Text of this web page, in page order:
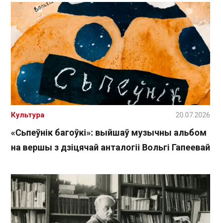
«Сьпеўнік багоўкі»: выйшаў музычны альбом
на вершы з дзіцячай анталогіі Вольгі Гапеевай
Культура 20.07.2026